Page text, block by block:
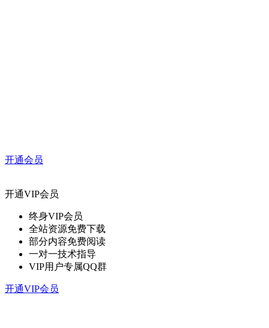
开通会员
开通VIP会员
终身VIP会员
全站资源免费下载
部分内容免费阅读
一对一技术指导
VIP用户专属QQ群
开通VIP会员